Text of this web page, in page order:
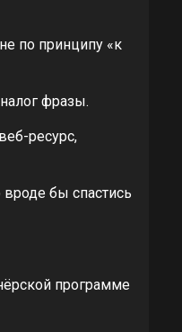
по принципу «к
фразы.
ресурс,
бы спастись
программе